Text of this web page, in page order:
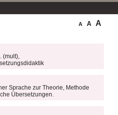
A A A
(mult),
Sprache zur Theorie, Methode
Übersetzungen.